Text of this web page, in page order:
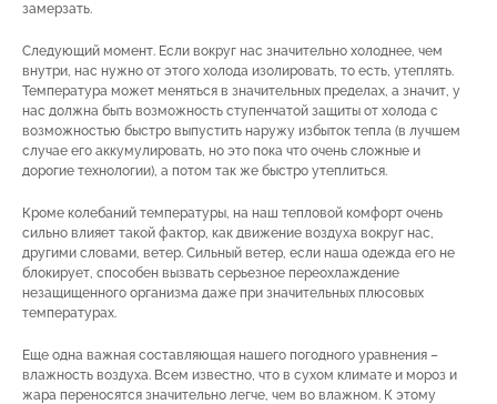
замерзать.
Следующий момент. Если вокруг нас значительно холоднее, чем
внутри, нас нужно от этого холода изолировать, то есть, утеплять.
Температура может меняться в значительных пределах, а значит, у
нас должна быть возможность ступенчатой защиты от холода с
возможностью быстро выпустить наружу избыток тепла (в лучшем
случае его аккумулировать, но это пока что очень сложные и
дорогие технологии), а потом так же быстро утеплиться.
Кроме колебаний температуры, на наш тепловой комфорт очень
сильно влияет такой фактор, как движение воздуха вокруг нас,
другими словами, ветер. Сильный ветер, если наша одежда его не
блокирует, способен вызвать серьезное переохлаждение
незащищенного организма даже при значительных плюсовых
температурах.
Еще одна важная составляющая нашего погодного уравнения –
влажность воздуха. Всем известно, что в сухом климате и мороз и
жара переносятся значительно легче, чем во влажном. К этому